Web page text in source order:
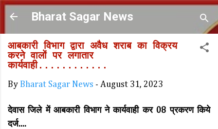
Skip to main content
Bharat Sagar News
आबकारी विभाग द्वारा अवैध शराब का विक्रय
करने वालों पर लगातार
कार्यवाही............
By Bharat Sagar News - August 31, 2023
देवास जिले में आबकारी विभाग ने कार्यवाही कर 08 प्रकरण किये
दर्ज....